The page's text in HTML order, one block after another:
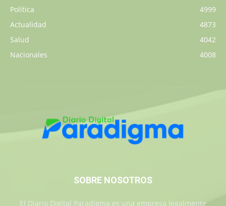
Política
4999
Actualidad
4873
Salud
4042
Nacionales
4008
SOBRE NOSOTROS
El Diario Digital Paradigma es una empresa legalmente